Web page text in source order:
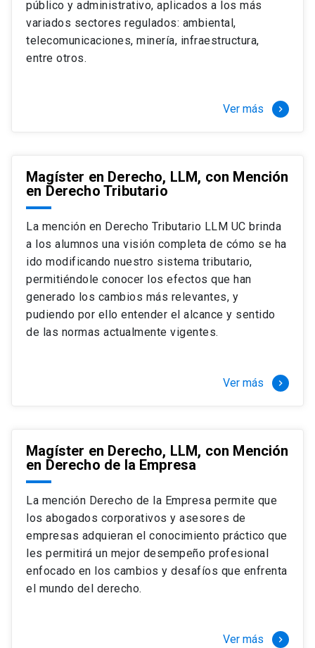
Si optas por la modalidad Full Time:
El LLM UC Full Time es una versión del programa
destinado principalmente a extranjeros, que permite
necesidades y expectativas profesionales, eligiendo
completamente al programa o compatibilizarás un
estudio intenso y exigente, con una muy baja carga
laboral, de marzo a noviembre, para dedicarte
completamente a la actividad de graduación de
diciembre a marzo.
2 cursos mínimos (10 créditos) Primer
semestre
+ 5 cursos a elección (50 créditos) Primer
semestre
+ 4 cursos a elección (40 créditos)
tres meses a tiempo completo (20
Juan Ignacio Piña Rochefort
Director Magíster en Derecho, LLM UC
público y administrativo, aplicados a los más
variados sectores regulados: ambiental,
telecomunicaciones, minería, infraestructura,
entre otros.
Ver más keyboard_arrow_right
Magíster en Derecho, LLM, con Mención
en Derecho Tributario
La mención en Derecho Tributario LLM UC brinda
a los alumnos una visión completa de cómo se ha
ido modificando nuestro sistema tributario,
permitiéndole conocer los efectos que han
generado los cambios más relevantes, y
pudiendo por ello entender el alcance y sentido
de las normas actualmente vigentes.
Ver más keyboard_arrow_right
Magíster en Derecho, LLM, con Mención
en Derecho de la Empresa
La mención Derecho de la Empresa permite que
los abogados corporativos y asesores de
empresas adquieran el conocimiento práctico que
les permitirá un mejor desempeño profesional
enfocado en los cambios y desafíos que enfrenta
el mundo del derecho.
Ver más keyboard_arrow_right